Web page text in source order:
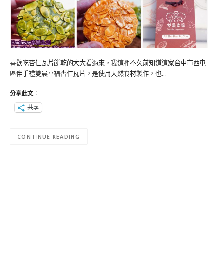
喜歡吃杏仁瓦片餅乾的大大看過來，我這裡不久前知道這家台中市西屯
區伴手禮雙晨幸福杏仁瓦片，是使用天然食材製作，也…
分享此文：
共享
CONTINUE READING